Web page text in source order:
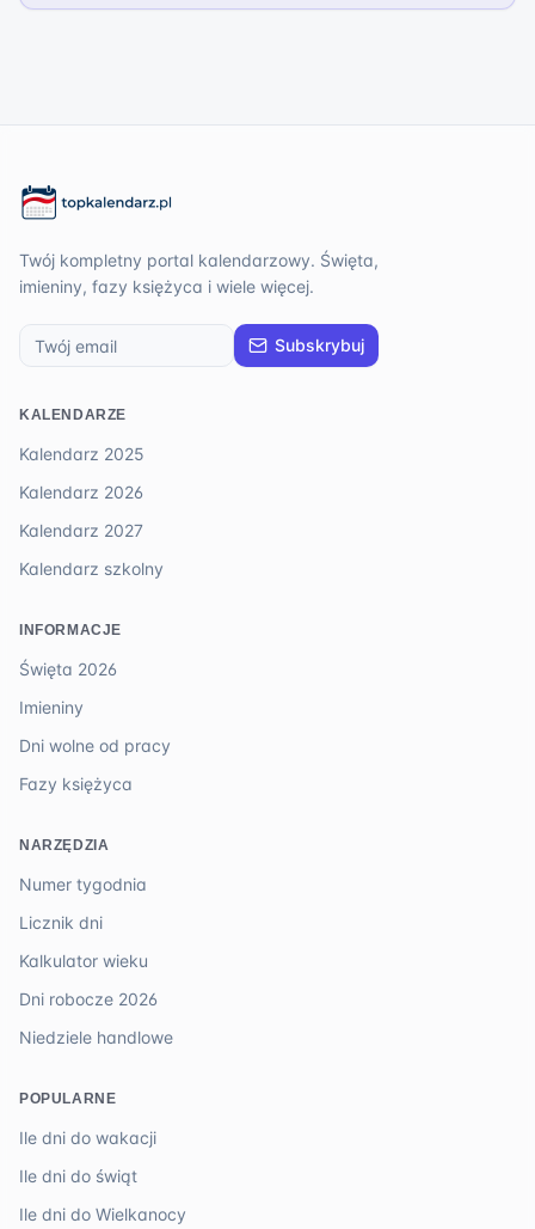
Twój kompletny portal kalendarzowy. Święta,
imieniny, fazy księżyca i wiele więcej.
Subskrybuj
KALENDARZE
Kalendarz 2025
Kalendarz 2026
Kalendarz 2027
Kalendarz szkolny
INFORMACJE
Święta 2026
Imieniny
Dni wolne od pracy
Fazy księżyca
NARZĘDZIA
Numer tygodnia
Licznik dni
Kalkulator wieku
Dni robocze 2026
Niedziele handlowe
POPULARNE
Ile dni do wakacji
Ile dni do świąt
Ile dni do Wielkanocy